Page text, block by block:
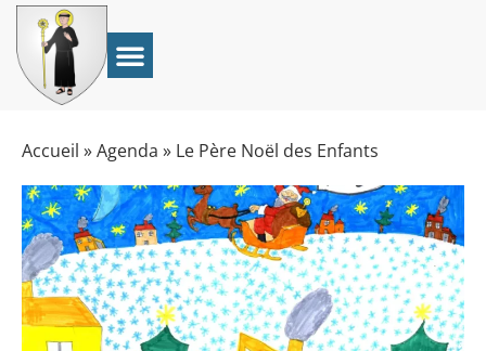
Accueil »Agenda » Le Père Noël des Enfants